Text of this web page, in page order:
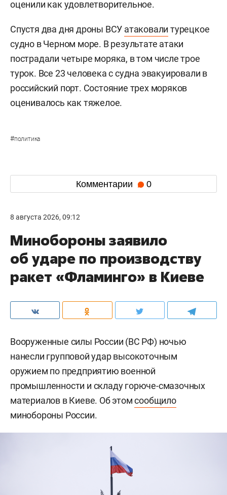
оценили как удовлетворительное.
Спустя два дня дроны ВСУ атаковали турецкое
судно в Черном море. В результате атаки
пострадали четыре моряка, в том числе трое
турок. Все 23 человека с судна эвакуировали в
российский порт. Состояние трех моряков
оценивалось как тяжелое.
#политика
Комментарии 0
8 августа 2026, 09:12
Минобороны заявило
об ударе по производству
ракет «Фламинго» в Киеве
Вооруженные силы России (ВС РФ) ночью
нанесли групповой удар высокоточным
оружием по предприятию военной
промышленности и складу горюче-смазочных
материалов в Киеве. Об этомсообщило
минобороны России.